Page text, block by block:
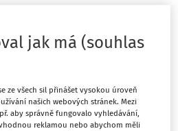
Máte předplatné? Přihlaste se
jen začátek…
jak má (souhlas
ze všech sil přinášet vysokou úroveň
našich webových stránek. Mezi
aby správně fungovalo vyhledávání,
reklamou nebo abychom měli